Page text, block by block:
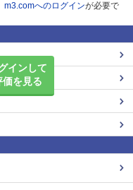
m3.comへのログインが必要で
インして
価を見る